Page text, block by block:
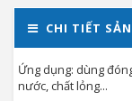
CHI TIẾT
Ứng dụng: dùng
nước, chất lỏng...